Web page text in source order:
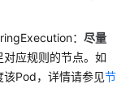
： 尽量
应规则的节点。如
Pod，详情请参见节